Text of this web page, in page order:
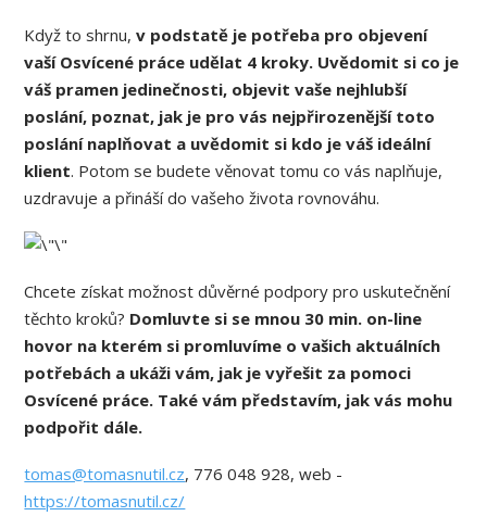
Když to shrnu,v podstatě je potřeba pro objevení
vaší Osvícené práce udělat 4 kroky. Uvědomit si co je
váš pramen jedinečnosti, objevit vaše nejhlubší
poslání, poznat, jak je pro vás nejpřirozenější toto
poslání naplňovat a uvědomit si kdo je váš ideální
klient. Potom se budete věnovat tomu co vás naplňuje,
uzdravuje a přináší do vašeho života rovnováhu.
Chcete získat možnost důvěrné podpory pro uskutečnění
těchto kroků? Domluvte si se mnou 30 min. on-line
hovor na kterém si promluvíme o vašich aktuálních
potřebách a ukáži vám, jak je vyřešit za pomoci
Osvícené práce. Také vám představím, jak vás mohu
podpořit dále.
tomas@tomasnutil.cz, 776 048 928, web -
https://tomasnutil.cz/